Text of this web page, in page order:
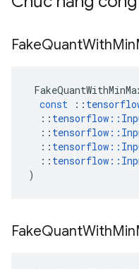
FakeQuantWithMin
const
::
:: tensorflow ::
:: tensorflow ::
:: tensorflow ::
:: tensorflow ::
)
FakeQuantWithMin